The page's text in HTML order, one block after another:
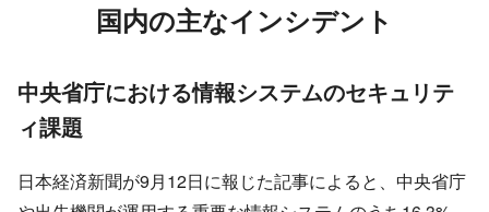
国内の主なインシデント
中央省庁における情報システムのセキュリテ
ィ課題
日本経済新聞が9月12日に報じた記事によると、中央省庁